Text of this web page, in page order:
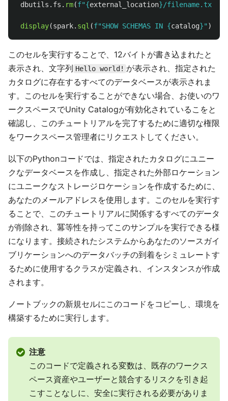
dbutils . fs . rm(f"{external_location}/filename.txt
display(spark. sql (f"SHOW SCHEMAS IN {catalog}" ))
このセルを実行することで、12バイトが書き込まれたと
表示され、文字列 Hello world! が表示され、指定された
カタログに存在するすべてのデータベースが表示されま
す。このセルを実行することができない場合、お使いのワ
ークスペースでUnity Catalogが有効化されているこをと
確認し、このチュートリアルを完了するために適切な権限
をワークスペース管理者にリクエストしてください。
以下のPythonコードでは、指定されたカタログにユニー
クなデータベースを作成し、指定された外部ロケーション
にユニークなストレージロケーションを作成するために、
あなたのメールアドレスを使用します。このセルを実行す
ることで、このチュートリアルに関係するすべてのデータ
が削除され、冪等性を持ってこのサンプルを実行できる様
になります。接続されたシステムからあなたのソースガイ
ブリケーションへのデータバッチの到着をシミュレートす
るために使用するクラスが定義され、インスタンスが作成
されます。
ノートブックの新規セルにこのコードをコピーし、環境を
構築するために実行します。
注意
このコードで定義される変数は、既存のワークス
ペース資産やユーザーと競合するリスクを引き起
こすことなしに、安全に実行される必要がありま